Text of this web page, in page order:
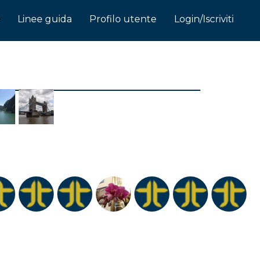
Linee guida Profilo utente Login/Iscriviti